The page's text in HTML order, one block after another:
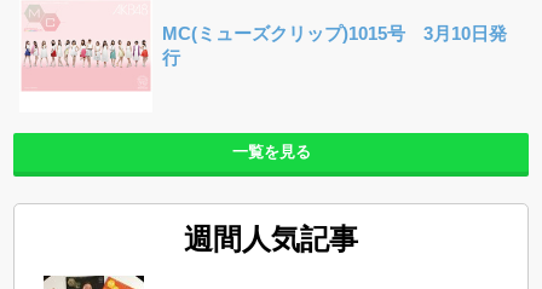
MC(ミューズクリップ)1015号 3月10日発
行
一覧を見る
週間人気記事